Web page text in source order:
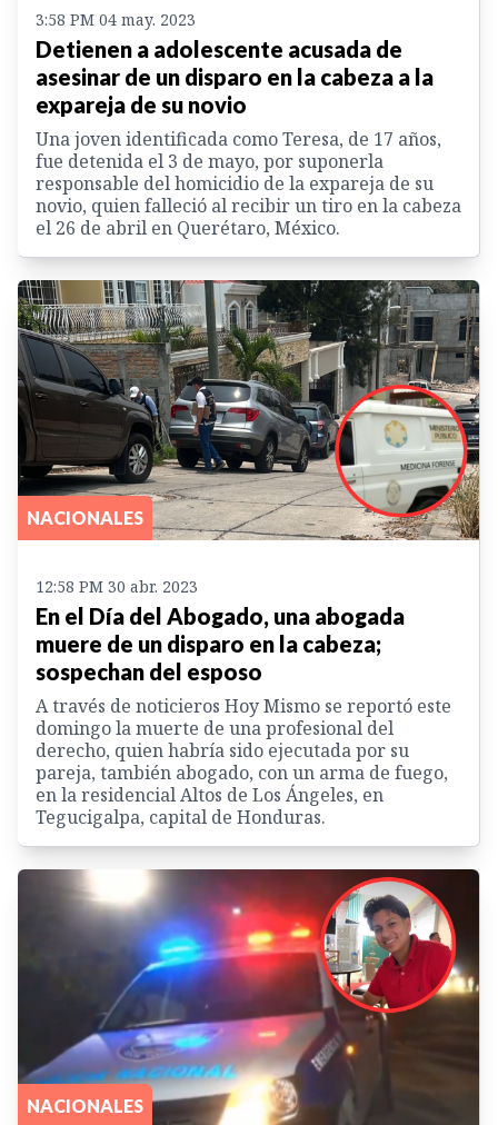
3:58 PM 04 may. 2023
Detienen a adolescente acusada de
asesinar de un disparo en la cabeza a la
expareja de su novio
Una joven identificada como Teresa, de 17 años,
fue detenida el 3 de mayo, por suponerla
responsable del homicidio de la expareja de su
novio, quien falleció al recibir un tiro en la cabeza
el 26 de abril en Querétaro, México.
NACIONALES
12:58 PM 30 abr. 2023
En el Día del Abogado, una abogada
muere de un disparo en la cabeza;
sospechan del esposo
A través de noticieros Hoy Mismo se reportó este
domingo la muerte de una profesional del
derecho, quien habría sido ejecutada por su
pareja, también abogado, con un arma de fuego,
en la residencial Altos de Los Ángeles, en
Tegucigalpa, capital de Honduras.
NACIONALES